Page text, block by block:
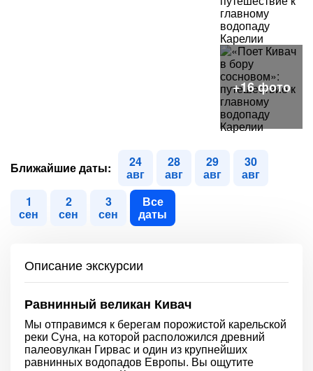
Ближайшие даты: 24
авг
28
авг
29
авг
30
авг
1
сен
2
сен
3
сен
Все
даты
Описание экскурсии
Равнинный великан Кивач
Мы отправимся к берегам порожистой карельской
реки Суна, на которой расположился древний
палеовулкан Гирвас и один из крупнейших
равнинных водопадов Европы. Вы ощутите